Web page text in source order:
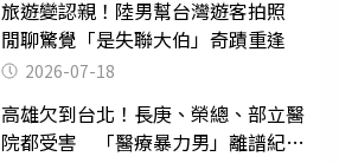
旅遊變認親！陸男幫台灣遊客拍照
閒聊驚覺「是失聯大伯」奇蹟重逢
2026-07-18
高雄欠到台北！長庚、榮總、部立醫
院都受害 「醫療暴力男」離譜紀錄